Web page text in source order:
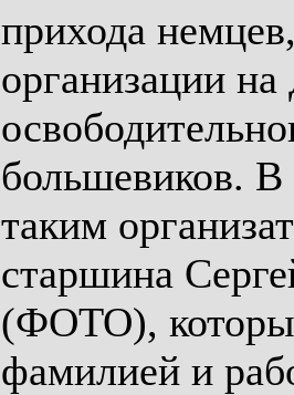
прихода
организации на
большевиков. В
таким
старшина
(ФОТО),
фамилией и